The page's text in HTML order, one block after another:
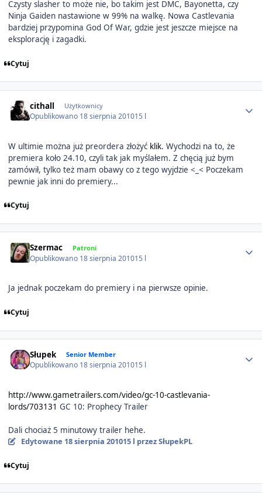
Czysty slasher to może nie, bo takim jest DMC, Bayonetta, czy
Ninja Gaiden nastawione w 99% na walkę. Nowa Castlevania
bardziej przypomina God Of War, gdzie jest jeszcze miejsce na
eksplorację i zagadki.
Cytuj
cithall Użytkownicy
Opublikowano 18 sierpnia 201015 l
W ultimie można już preordera złożyć klik. Wychodzi na to, że
premiera koło 24.10, czyli tak jak myślałem. Z chęcią już bym
zamówił, tylko też mam obawy co z tego wyjdzie <_< Poczekam
pewnie jak inni do premiery...
Cytuj
Szermac Patroni
Opublikowano 18 sierpnia 201015 l
Ja jednak poczekam do premiery i na pierwsze opinie.
Cytuj
Słupek Senior Member
Opublikowano 18 sierpnia 201015 l
http://www.gametrailers.com/video/gc-10-castlevania-
lords/703131 GC 10: Prophecy Trailer
Dali chociaż 5 minutowy trailer hehe.
Edytowane 18 sierpnia 201015 l przez SłupekPL
Cytuj